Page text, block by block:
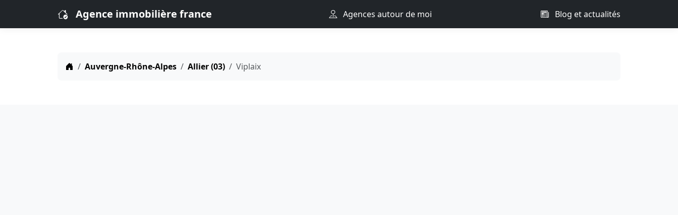
Agence immobilière france Agences autour de moi Blog et actualités
Auvergne-Rhône-Alpes Allier (03) Viplaix